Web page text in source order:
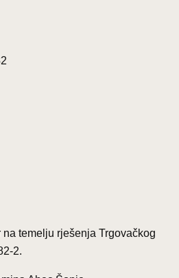
temelju rješenja Trgovačkog
2.